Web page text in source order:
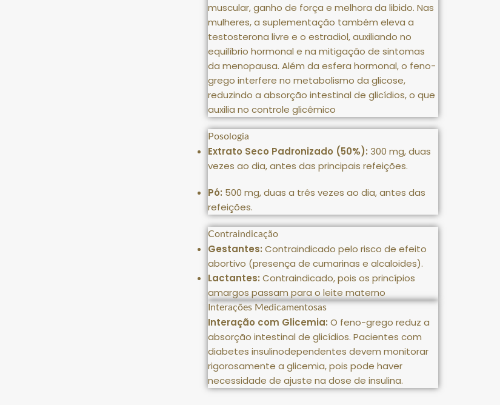
muscular, ganho de força e melhora da libido.Nas
mulheres, a suplementação também eleva a
testosterona livre e o estradiol, auxiliando no
equilíbrio hormonal e na mitigação de sintomas
da menopausa.Além da esfera hormonal, o feno-
grego interfere no metabolismo da glicose,
reduzindo a absorção intestinal de glicídios, o que
auxilia no controle glicêmico
Posologia
Extrato Seco Padronizado (50%): 300 mg, duas
vezes ao dia, antes das principais refeições.
Pó: 500 mg, duas a três vezes ao dia, antes das
refeições.
Contraindicação
Gestantes: Contraindicado pelo risco de efeito
abortivo (presença de cumarinas e alcaloides).
Lactantes: Contraindicado, pois os princípios
amargos passam para o leite materno
Interações Medicamentosas
Interação com Glicemia: O feno-grego reduz a
absorção intestinal de glicídios.Pacientes com
diabetes insulinodependentes devem monitorar
rigorosamente a glicemia, pois pode haver
necessidade de ajuste na dose de insulina.